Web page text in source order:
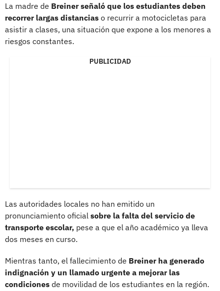
La madre de Breiner señaló que los estudiantes deben
recorrer largas distancias o recurrir a motocicletas para
asistir a clases, una situación que expone a los menores a
riesgos constantes.
PUBLICIDAD
Las autoridades locales no han emitido un
pronunciamiento oficial sobre la falta del servicio de
transporte escolar, pese a que el año académico ya lleva
dos meses en curso.
Mientras tanto, el fallecimiento de Breiner ha generado
indignación y un llamado urgente a mejorar las
condiciones de movilidad de los estudiantes en la región.